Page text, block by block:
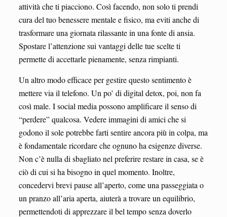
attività che ti piacciono. Così facendo, non solo ti prendi
cura del tuo benessere mentale e fisico, ma eviti anche di
trasformare una giornata rilassante in una fonte di ansia.
Spostare l’attenzione sui vantaggi delle tue scelte ti
permette di accettarle pienamente, senza rimpianti.
Un altro modo efficace per gestire questo sentimento è
mettere via il telefono. Un po’ di digital detox, poi, non fa
così male. I social media possono amplificare il senso di
“perdere” qualcosa. Vedere immagini di amici che si
godono il sole potrebbe farti sentire ancora più in colpa, ma
è fondamentale ricordare che ognuno ha esigenze diverse.
Non c’è nulla di sbagliato nel preferire restare in casa, se è
ciò di cui si ha bisogno in quel momento. Inoltre,
concedervi brevi pause all’aperto, come una passeggiata o
un pranzo all’aria aperta, aiuterà a trovare un equilibrio,
permettendoti di apprezzare il bel tempo senza doverlo